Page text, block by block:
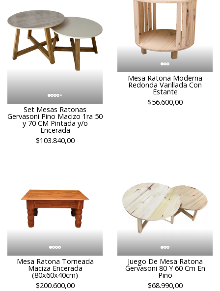
Set Mesas Ratonas
Gervasoni Pino Macizo 1ra 50
y 70 CM Pintada y/o
Encerada
$103.840,00
Mesa Ratona Moderna
Redonda Varillada Con
Estante
$56.600,00
Mesa Ratona Torneada
Maciza Encerada
(80x60x40cm)
$200.600,00
Juego De Mesa Ratona
Gervasoni 80 Y 60 Cm En
Pino
$68.990,00